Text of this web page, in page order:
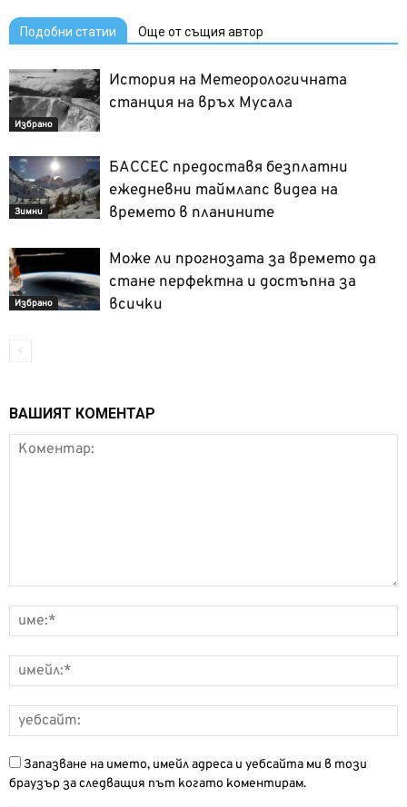
Подобни статии Още от същия автор
Избрано
История на Метеорологичната
станция на връх Мусала
Зимни
БАССЕС предоставя безплатни
ежедневни таймлапс видеа на
времето в планините
Избрано
Може ли прогнозата за времето да
стане перфектна и достъпна за
всички
ВАШИЯТ КОМЕНТАР
Запазване на името, имейл адреса и уебсайта ми в този
браузър за следващия път когато коментирам.